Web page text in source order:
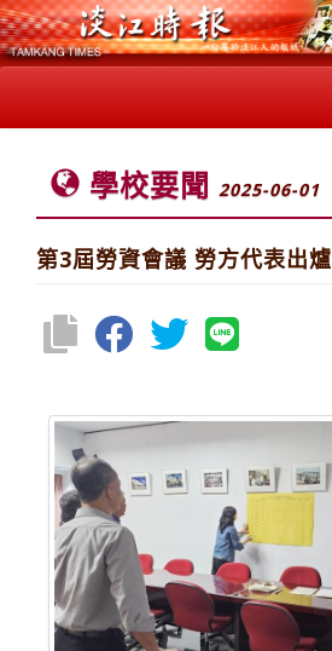
學校要聞 2025-06-01
第3屆勞資會議 勞方代表出爐